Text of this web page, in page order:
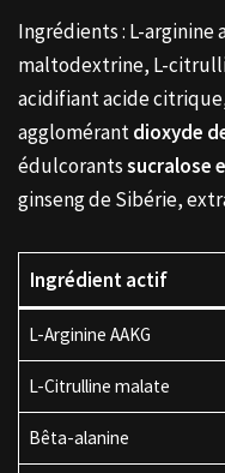
Ingrédients : L-
maltodextrine, L-
acidifiant acide
agglomérantdioxyde
édulcorantssucralose
ginseng de Sibérie,
Ingrédient actif
L-Arginine AAKG
L-Citrulline malate
Bêta-alanine